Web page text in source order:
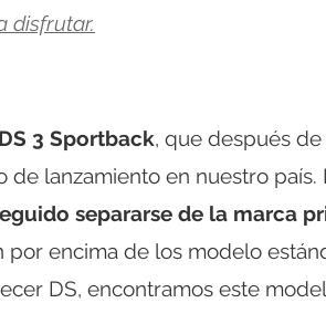
disfrutar.
DS 3 Sportback, que después
lanzamiento en nuestro país.
separarse de la marca
encima de los modelo
DS, encontramos este